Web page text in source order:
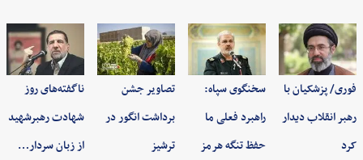
فوری/ پزشکیان با
رهبر انقلاب دیدار
کرد
سخنگوی سپاه:
راهبرد فعلی ما
حفظ تنگه هرمز
تصاویر جشن
برداشت انگور در
ترشیز
ناگفته‌های روز
شهادت رهبرشهید
از زبان سردار…